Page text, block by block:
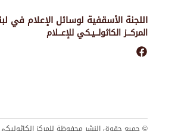
اللجنة الأسقفية لوسائل الإعلام في
المركـــز الكاثولـــيـكي للإعـــلام